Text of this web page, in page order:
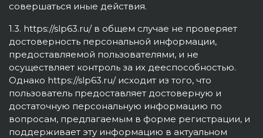
совершаться иные действия.
1.3. https://slp63.ru/ в общем случае не проверяет
достоверность персональной информации,
предоставляемой пользователями, и не
осуществляет контроль за их дееспособностью.
Однако https://slp63.ru/ исходит из того, что
пользователь предоставляет достоверную и
достаточную персональную информацию по
вопросам, предлагаемым в форме регистрации, и
поддерживает эту информацию в актуальном